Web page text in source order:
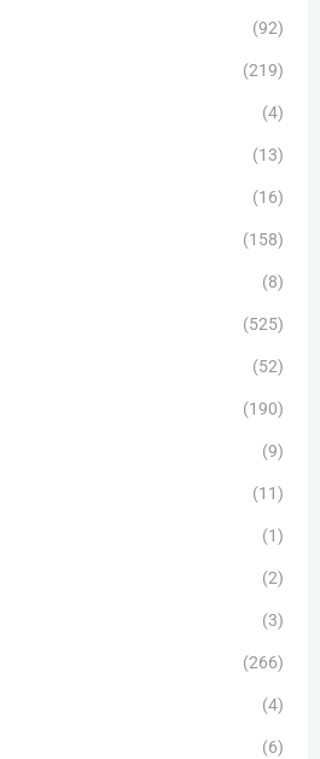
(92)
(219)
(4)
(13)
(16)
(158)
(8)
(525)
(52)
(190)
(9)
(11)
(1)
(2)
(3)
(266)
(4)
(6)